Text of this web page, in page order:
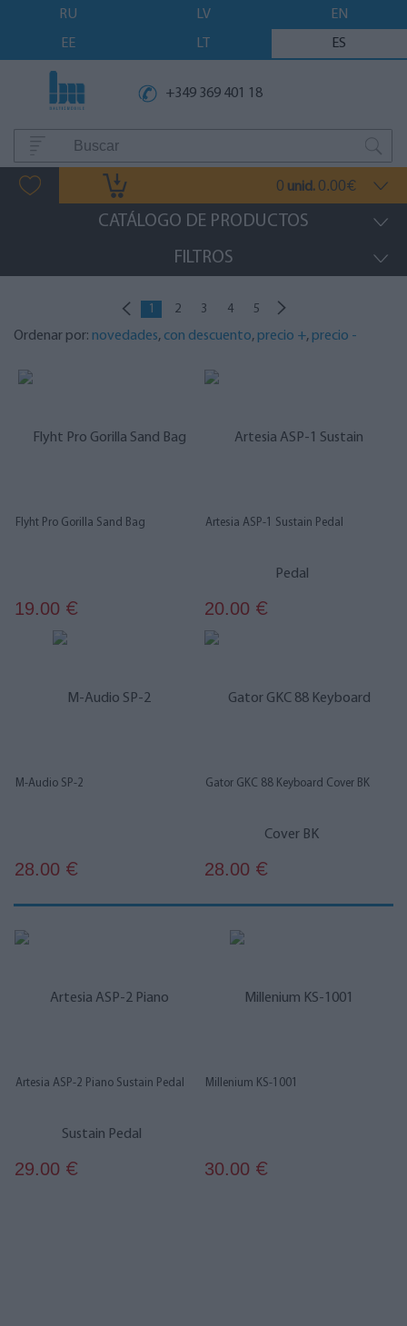
RU LV
EN
EE
LT ES
+349 369 401 18
0 unid. 0.00€
CATÁLOGO DE PRODUCTOS
FILTROS
1 2 3 4 5
Ordenar por: novedades, con descuento, precio +, precio -
Flyht Pro Gorilla Sand Bag
19.00 €
Artesia ASP-1 Sustain Pedal
20.00 €
M-Audio SP-2
28.00 €
Gator GKC 88 Keyboard Cover BK
28.00 €
Artesia ASP-2 Piano Sustain Pedal
29.00 €
Millenium KS-1001
30.00 €